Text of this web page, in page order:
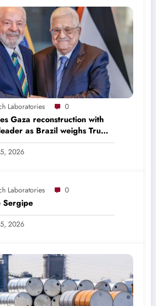
Laboratories 0
Gaza reconstruction with
as Brazil weighs Trump
2026
Laboratories 0
Sergipe
2026